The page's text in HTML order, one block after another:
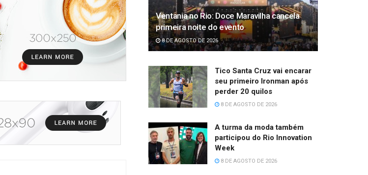
Ventania no Rio: Doce Maravilha cancela
primeira noite do evento
8 DE AGOSTO DE 2026
Tico Santa Cruz vai encarar
seu primeiro Ironman após
perder 20 quilos
8 DE AGOSTO DE 2026
A turma da moda também
participou do Rio Innovation
Week
8 DE AGOSTO DE 2026